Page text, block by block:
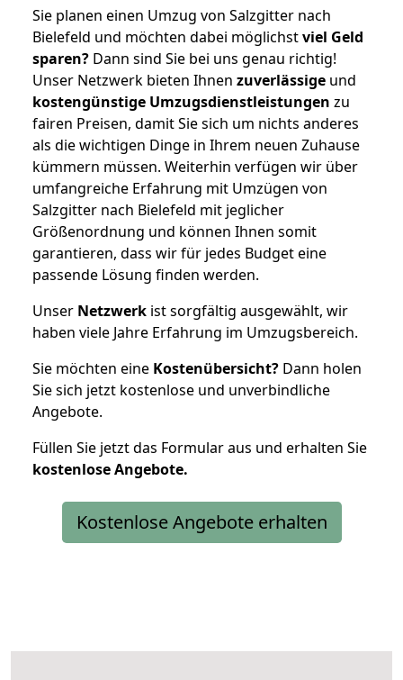
Sie planen einen Umzug von Salzgitter nach
Bielefeld und möchten dabei möglichstviel Geld
sparen? Dann sind Sie bei uns genau richtig!
Unser Netzwerk bieten Ihnen zuverlässige und
kostengünstige Umzugsdienstleistungen zu
fairen Preisen, damit Sie sich um nichts anderes
als die wichtigen Dinge in Ihrem neuen Zuhause
kümmern müssen. Weiterhin verfügen wir über
umfangreiche Erfahrung mit Umzügen von
Salzgitter nach Bielefeld mit jeglicher
Größenordnung und können Ihnen somit
garantieren, dass wir für jedes Budget eine
passende Lösung finden werden.
Unser Netzwerk ist sorgfältig ausgewählt, wir
haben viele Jahre Erfahrung im Umzugsbereich.
Sie möchten eine Kostenübersicht? Dann holen
Sie sich jetzt kostenlose und unverbindliche
Angebote.
Füllen Sie jetzt das Formular aus und erhalten Sie
kostenloseAngebote.
Kostenlose Angebote erhalten